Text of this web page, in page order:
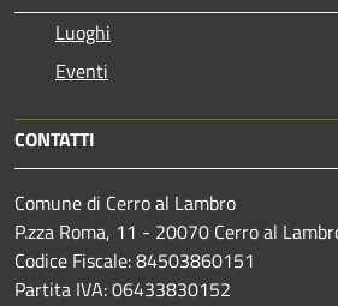
Luoghi
Eventi
CONTATTI
Comune di Cerro al Lambro
P.zza Roma, 11 - 20070 Cerro al
Codice Fiscale: 84503860151
Partita IVA: 06433830152